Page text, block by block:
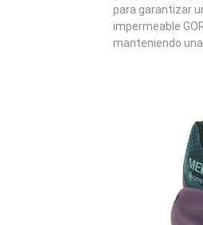
para garantizar
impermeable
manteniendo